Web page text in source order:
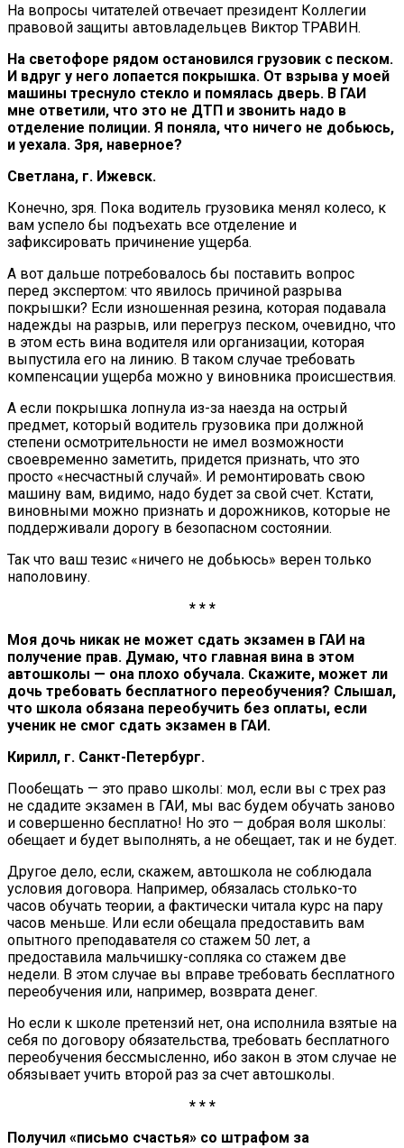
На вопросы читателей отвечает президент Коллегии
правовой защиты автовладельцев Виктор ТРАВИН.
На светофоре рядом остановился грузовик с песком.
И вдруг у него лопается покрышка. От взрыва у моей
машины треснуло стекло и помялась дверь. В ГАИ
мне ответили, что это не ДТП и звонить надо в
отделение полиции. Я поняла, что ничего не добьюсь,
и уехала. Зря, наверное?
Светлана, г. Ижевск.
Конечно, зря. Пока водитель грузовика менял колесо, к
вам успело бы подъехать все отделение и
зафиксировать причинение ущерба.
А вот дальше потребовалось бы поставить вопрос
перед экспертом: что явилось причиной разрыва
покрышки? Если изношенная резина, которая подавала
надежды на разрыв, или перегруз песком, очевидно, что
в этом есть вина водителя или организации, которая
выпустила его на линию. В таком случае требовать
компенсации ущерба можно у виновника происшествия.
А если покрышка лопнула из-за наезда на острый
предмет, который водитель грузовика при должной
степени осмотрительности не имел возможности
своевременно заметить, придется признать, что это
просто «несчастный случай». И ремонтировать свою
машину вам, видимо, надо будет за свой счет. Кстати,
виновными можно признать и дорожников, которые не
поддерживали дорогу в безопасном состоянии.
Так что ваш тезис «ничего не добьюсь» верен только
наполовину.
* * *
Моя дочь никак не может сдать экзамен в ГАИ на
получение прав. Думаю, что главная вина в этом
автошколы — она плохо обучала. Скажите, может ли
дочь требовать бесплатного переобучения? Слышал,
что школа обязана переобучить без оплаты, если
ученик не смог сдать экзамен в ГАИ.
Кирилл, г. Санкт-Петербург.
Пообещать — это право школы: мол, если вы с трех раз
не сдадите экзамен в ГАИ, мы вас будем обучать заново
и совершенно бесплатно! Но это — добрая воля школы:
обещает и будет выполнять, а не обещает, так и не будет.
Другое дело, если, скажем, автошкола не соблюдала
условия договора. Например, обязалась столько-то
часов обучать теории, а фактически читала курс на пару
часов меньше. Или если обещала предоставить вам
опытного преподавателя со стажем 50 лет, а
предоставила мальчишку-сопляка со стажем две
недели. В этом случае вы вправе требовать бесплатного
переобучения или, например, возврата денег.
Но если к школе претензий нет, она исполнила взятые на
себя по договору обязательства, требовать бесплатного
переобучения бессмысленно, ибо закон в этом случае не
обязывает учить второй раз за счет автошколы.
* * *
Получил «письмо счастья» со штрафом за